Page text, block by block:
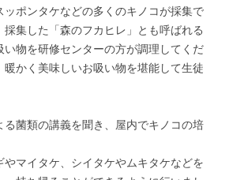
ッポンタケなどの多くのキノコが採集で
採集した「森のフカヒレ」とも呼ばれる
い物を研修センターの方が調理してくだ
暖かく美味しいお吸い物を堪能して生徒
る菌類の講義を聞き、屋内でキノコの培
マイタケ、シイタケやムキタケなどを